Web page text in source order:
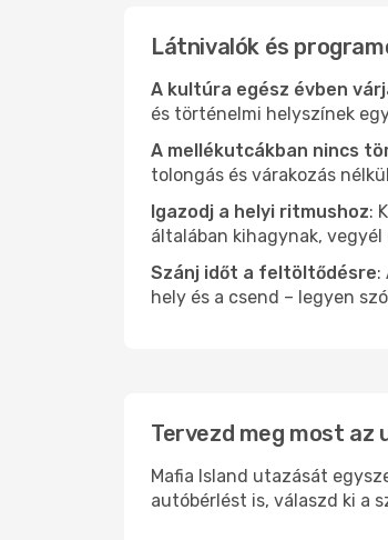
Látnivalók és
A kultúra egész évben
és történelmi helyszínek
A mellékutcákban nincs
tolongás és várakozás
Igazodj a helyi ritmushoz:
általában kihagynak,
Szánj időt a feltöltődésre:
hely és a csend – legyen
Tervezd meg most az
Mafia Island utazását
autóbérlést is, válaszd ki a